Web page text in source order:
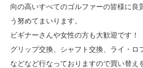
向の高いすべてのゴルファーの皆様に良
う努めてまいります。
ビギナーさんや女性の方も大歓迎です！
グリップ交換、シャフト交換、ライ・ロ
などなど行なっておりますので買い替え